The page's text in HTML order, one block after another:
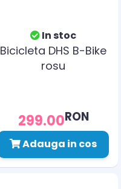
In stoc
Bicicleta DHS B-Bike
rosu
299.00RON
Adauga in cos